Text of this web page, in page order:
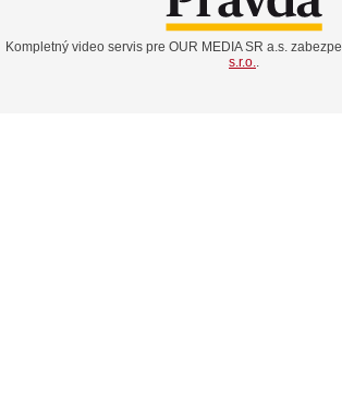
Kompletný video servis pre OUR MEDIA SR a.s.
s.r.o..